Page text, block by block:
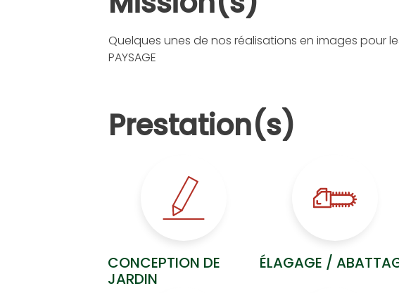
Quelques unes de nos réalisations en images pour les
PAYSAGE
Prestation(s)
CONCEPTION DE
JARDIN
ÉLAGAGE /